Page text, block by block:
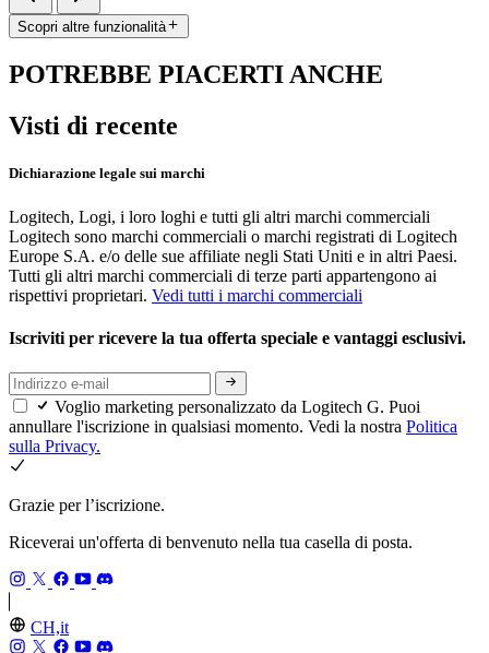
Scopri altre funzionalità
POTREBBE PIACERTI ANCHE
Visti di recente
Dichiarazione legale sui marchi
Logitech, Logi, i loro loghi e tutti gli altri marchi commerciali
Logitech sono marchi commerciali o marchi registrati di Logitech
Europe S.A. e/o delle sue affiliate negli Stati Uniti e in altri Paesi.
Tutti gli altri marchi commerciali di terze parti appartengono ai
rispettivi proprietari. Vedi tutti i marchi commerciali
Iscriviti per ricevere la tua offerta speciale e vantaggi esclusivi.
Voglio marketing personalizzato da Logitech G. Puoi
annullare l'iscrizione in qualsiasi momento. Vedi la nostra Politica
sulla Privacy.
Grazie per l’iscrizione.
Riceverai un'offerta di benvenuto nella tua casella di posta.
CH,it